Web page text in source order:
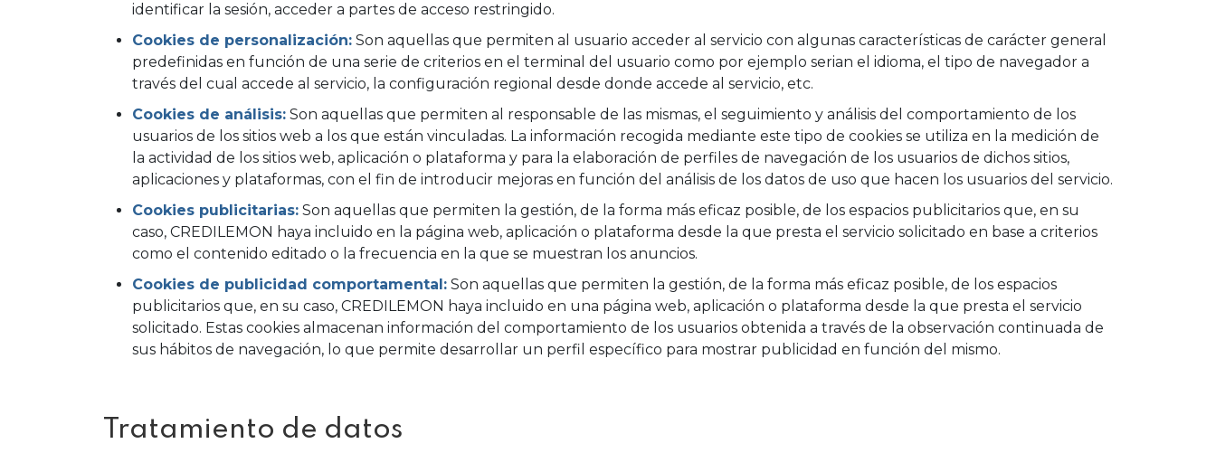
identificar la sesión, acceder a partes de acceso restringido.
Cookies de personalización: Son aquellas que permiten al usuario acceder al servicio con algunas características de carácter general
predefinidas en función de una serie de criterios en el terminal del usuario como por ejemplo serian el idioma, el tipo de navegador a
través del cual accede al servicio, la configuración regional desde donde accede al servicio, etc.
Cookies de análisis: Son aquellas que permiten al responsable de las mismas, el seguimiento y análisis del comportamiento de los
usuarios de los sitios web a los que están vinculadas. La información recogida mediante este tipo de cookies se utiliza en la medición de
la actividad de los sitios web, aplicación o plataforma y para la elaboración de perfiles de navegación de los usuarios de dichos sitios,
aplicaciones y plataformas, con el fin de introducir mejoras en función del análisis de los datos de uso que hacen los usuarios del servicio.
Cookies publicitarias: Son aquellas que permiten la gestión, de la forma más eficaz posible, de los espacios publicitarios que, en su
caso, CREDILEMON haya incluido en la página web, aplicación o plataforma desde la que presta el servicio solicitado en base a criterios
como el contenido editado o la frecuencia en la que se muestran los anuncios.
Cookies de publicidad comportamental: Son aquellas que permiten la gestión, de la forma más eficaz posible, de los espacios
publicitarios que, en su caso, CREDILEMON haya incluido en una página web, aplicación o plataforma desde la que presta el servicio
solicitado. Estas cookies almacenan información del comportamiento de los usuarios obtenida a través de la observación continuada de
sus hábitos de navegación, lo que permite desarrollar un perfil específico para mostrar publicidad en función del mismo.
Tratamiento de datos